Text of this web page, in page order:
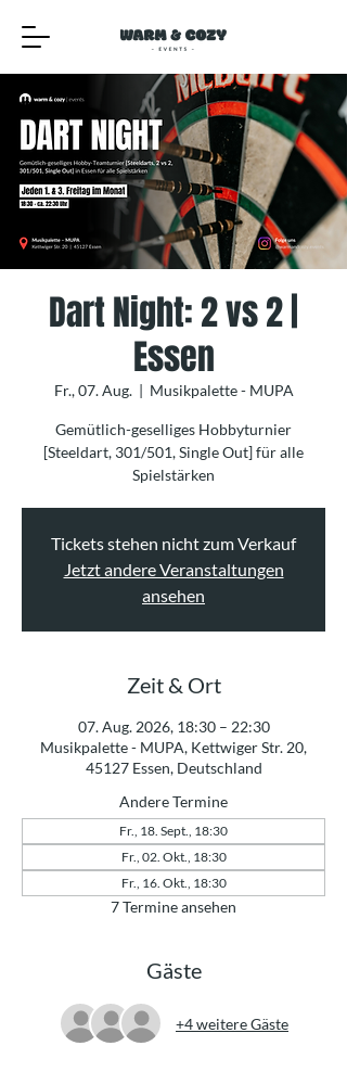
Dart Night: 2 vs 2 |
Essen
Fr., 07. Aug.
  |
Musikpalette - MUPA
Gemütlich-geselliges Hobbyturnier
[Steeldart, 301/501, Single Out] für alle
Spielstärken
Tickets stehen nicht zum Verkauf
Jetzt andere Veranstaltungen
ansehen
Zeit & Ort
07. Aug. 2026, 18:30 – 22:30
Musikpalette - MUPA, Kettwiger Str. 20,
45127 Essen, Deutschland
Andere Termine
Fr., 18. Sept., 18:30
Fr., 02. Okt., 18:30
Fr., 16. Okt., 18:30
7 Termine ansehen
Gäste
+4 weitere Gäste